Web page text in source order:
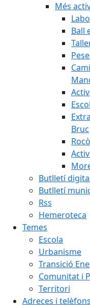
Més
Ball
Bruc
Butlletí
Butlletí
Rss
Hemeroteca
Temes
Escola
Urbanisme
Transició
Comunitat i
Territori
Adreces i telèfons